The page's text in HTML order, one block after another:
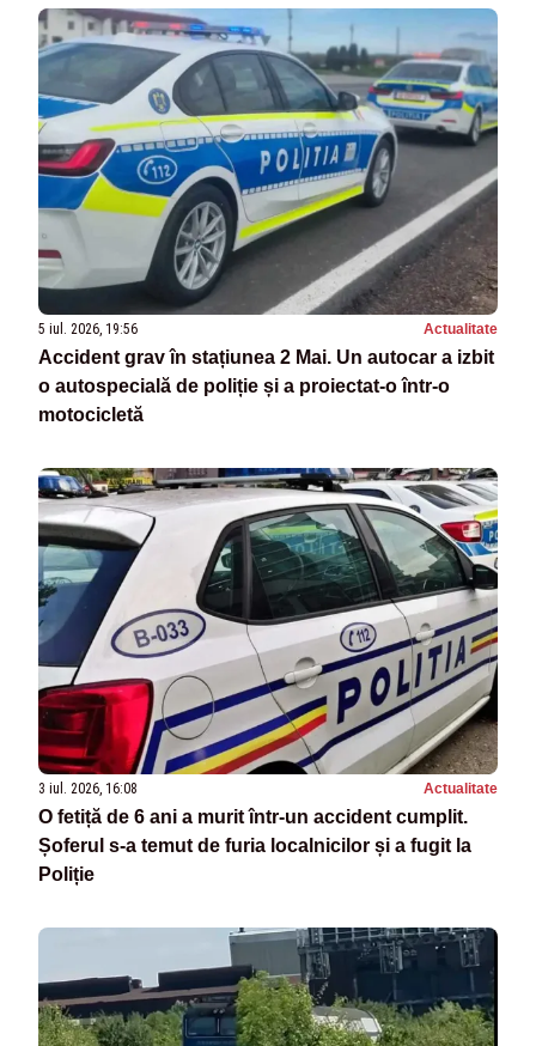
5 iul. 2026, 19:56 Actualitate
Accident grav în stațiunea 2 Mai. Un autocar a izbit
o autospecială de poliție și a proiectat-o într-o
motocicletă
3 iul. 2026, 16:08 Actualitate
O fetiță de 6 ani a murit într-un accident cumplit.
Șoferul s-a temut de furia localnicilor și a fugit la
Poliție